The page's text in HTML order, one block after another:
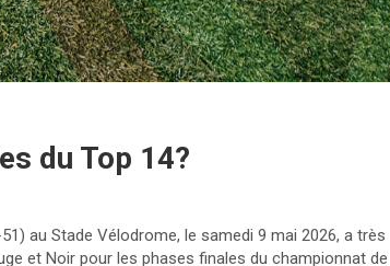
du Top 14?
au Stade Vélodrome, le samedi 9 mai 2026, a très
et Noir pour les phases finales du championnat de